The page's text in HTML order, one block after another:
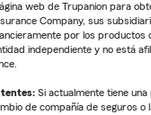
web de Trupanion para
Company, sus
por los productos
independiente y no está
Si actualmente tiene
de compañía de seguros o